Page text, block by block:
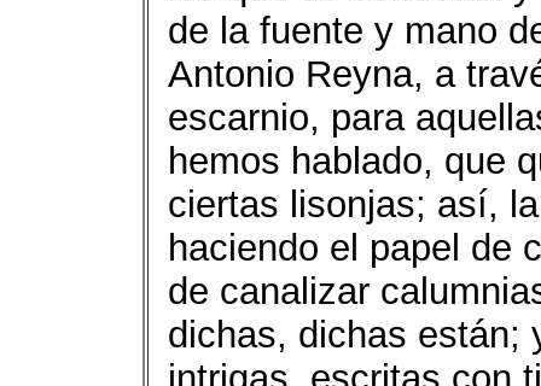
de la fuente y mano
Antonio Reyna, a
escarnio, para
hemos hablado, que
ciertas lisonjas; así,
haciendo el papel de
de canalizar
dichas, dichas están;